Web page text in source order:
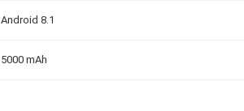
Android 8.1
5000 mAh